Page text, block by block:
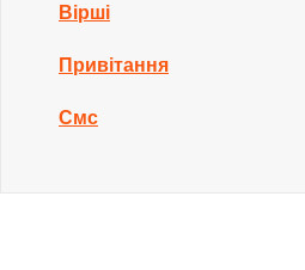
Вірші
Привітання
Смс